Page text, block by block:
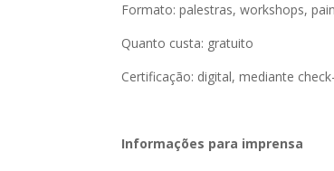
Formato: palestras, workshops,
Quanto custa: gratuito
Certificação: digital, mediante
Informações para imprensa